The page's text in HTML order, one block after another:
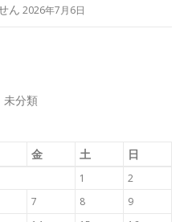
ん 2026年7月6日
未分類
金 土 日
1 2
7 8
9